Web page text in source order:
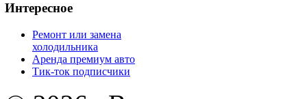
Интересное
Ремонт или замена
холодильника
Аренда премиум авто
Тик-ток подписчики